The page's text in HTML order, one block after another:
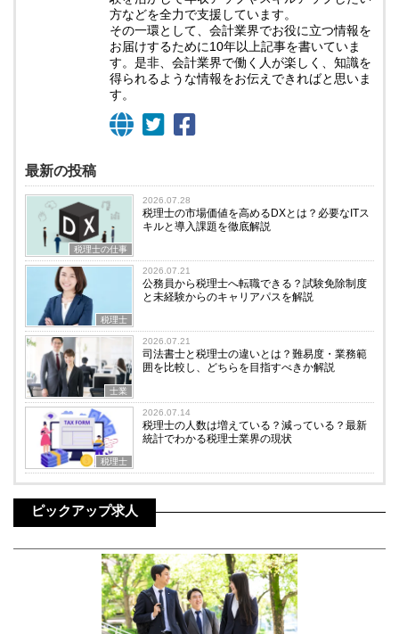
方などを全力で支援しています。
その一環として、会計業界でお役に立つ情報を
お届けするために10年以上記事を書いていま
す。是非、会計業界で働く人が楽しく、知識を
得られるような情報をお伝えできればと思いま
す。
最新の投稿
税理士の仕事
2026.07.28
税理士の市場価値を高めるDXとは？必要なITス
キルと導入課題を徹底解説
税理士
2026.07.21
公務員から税理士へ転職できる？試験免除制度
と未経験からのキャリアパスを解説
士業
2026.07.21
司法書士と税理士の違いとは？難易度・業務範
囲を比較し、どちらを目指すべきか解説
税理士
2026.07.14
税理士の人数は増えている？減っている？最新
統計でわかる税理士業界の現状
ピックアップ求人